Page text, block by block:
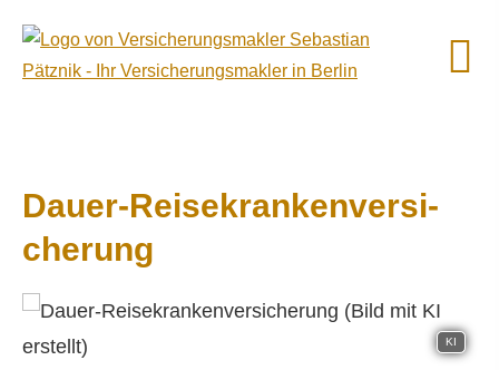
Dauer-Reise­kranken­ver­si­
che­rung
KI